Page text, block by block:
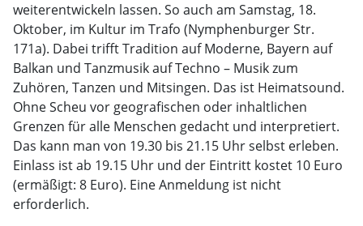
weiterentwickeln lassen. So auch am Samstag, 18.
Oktober, im Kultur im Trafo (Nymphenburger Str.
171a). Dabei trifft Tradition auf Moderne, Bayern auf
Balkan und Tanzmusik auf Techno – Musik zum
Zuhören, Tanzen und Mitsingen. Das ist Heimatsound.
Ohne Scheu vor geografischen oder inhaltlichen
Grenzen für alle Menschen gedacht und interpretiert.
Das kann man von 19.30 bis 21.15 Uhr selbst erleben.
Einlass ist ab 19.15 Uhr und der Eintritt kostet 10 Euro
(ermäßigt: 8 Euro). Eine Anmeldung ist nicht
erforderlich.